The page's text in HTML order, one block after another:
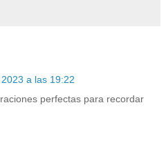
a las 19:22
perfectas para recordar